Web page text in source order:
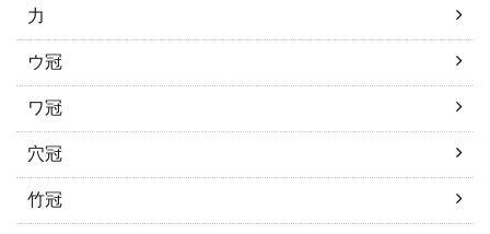
力
ウ冠
ワ冠
穴冠
竹冠